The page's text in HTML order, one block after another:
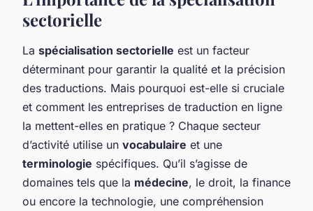
sectorielle
La spécialisation sectorielle est un facteur
déterminant pour garantir la qualité et la précision
des traductions. Mais pourquoi est-elle si cruciale
et comment les entreprises de traduction en ligne
la mettent-elles en pratique ? Chaque secteur
d’activité utilise un vocabulaire et une
terminologie spécifiques. Qu’il s’agisse de
domaines tels que la médecine, le droit, la finance
ou encore la technologie, une compréhension